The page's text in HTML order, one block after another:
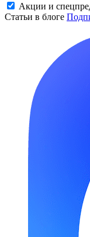
Акции и
Статьи в блоге